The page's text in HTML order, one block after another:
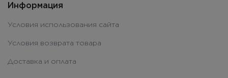
Информация
Условия использования сайта
Условия возврата товара
Доставка и оплата